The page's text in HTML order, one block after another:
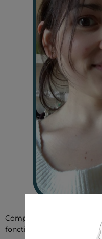
Comprendre mon type,
fonctionnement unique a